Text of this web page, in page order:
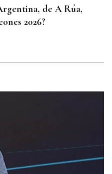
de A Rúa,
2026?